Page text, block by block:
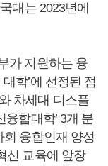
대는 2023년에
가 지원하는 융
학’에 선정된 점
차세대 디스플
융합대학’ 3개 분
회 융합인재 양성
신 교육에 앞장